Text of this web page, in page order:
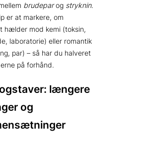
brudeparog stryknin.
er at markere, om
hælder mod kemi (toksin,
laboratorie) eller romantik
par) – så har du halveret
på forhånd.
længere
og